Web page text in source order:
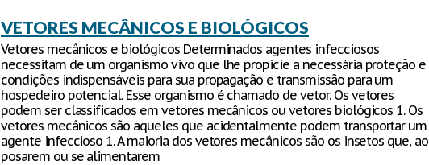
VETORES MECÂNICOS E BIOLÓGICOS
Vetores mecânicos e biológicos Determinados agentes infecciosos
necessitam de um organismo vivo que lhe propicie a necessária proteção e
condições indispensáveis para sua propagação e transmissão para um
hospedeiro potencial. Esse organismo é chamado de vetor. Os vetores
podem ser classificados em vetores mecânicos ou vetores biológicos 1. Os
vetores mecânicos são aqueles que acidentalmente podem transportar um
agente infeccioso 1. A maioria dos vetores mecânicos são os insetos que, ao
posarem ou se alimentarem